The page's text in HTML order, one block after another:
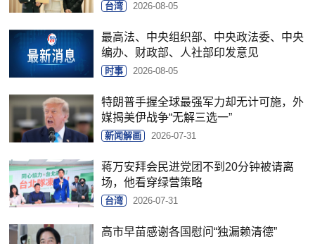
台湾 2026-08-05
最高法、中央组织部、中央政法委、中央
编办、财政部、人社部印发意见
时事 2026-08-05
特朗普手握全球最强军力却无计可施，外
媒揭美伊战争“无解三选一”
新闻解画 2026-07-31
蒋万安拜会民进党团不到20分钟被请离
场，他看穿绿营策略
台湾 2026-07-31
高市早苗感谢各国慰问“独漏赖清德”